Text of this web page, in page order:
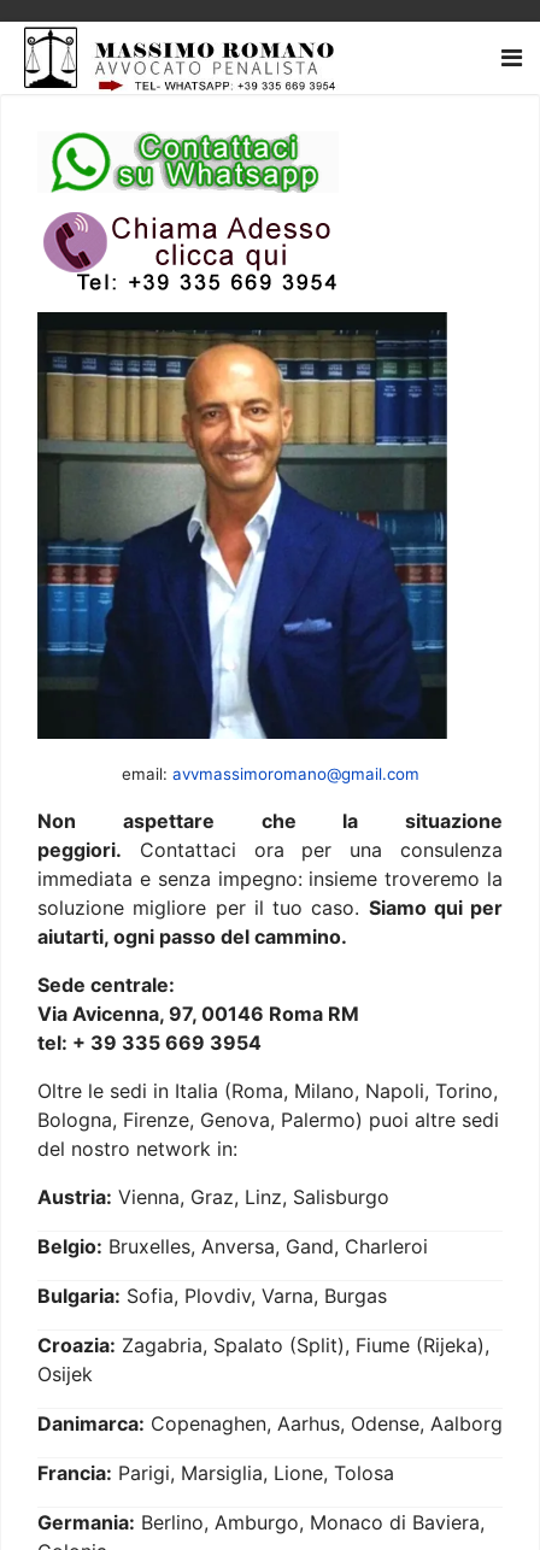
email: avvmassimoromano@gmail.com
Non aspettare che la situazione
peggiori. Contattaci ora per una consulenza
immediata e senza impegno: insieme troveremo la
soluzione migliore per il tuo caso. Siamo qui per
aiutarti, ogni passo del cammino.
Sede centrale:
Via Avicenna, 97, 00146 Roma RM
tel: + 39 335 669 3954
Oltre le sedi in Italia (Roma, Milano, Napoli, Torino,
Bologna, Firenze, Genova, Palermo) puoi altre sedi
del nostro network in:
Austria: Vienna, Graz, Linz, Salisburgo
Belgio: Bruxelles, Anversa, Gand, Charleroi
Bulgaria: Sofia, Plovdiv, Varna, Burgas
Croazia: Zagabria, Spalato (Split), Fiume (Rijeka),
Osijek
Danimarca: Copenaghen, Aarhus, Odense, Aalborg
Francia: Parigi, Marsiglia, Lione, Tolosa
Germania: Berlino, Amburgo, Monaco di Baviera,